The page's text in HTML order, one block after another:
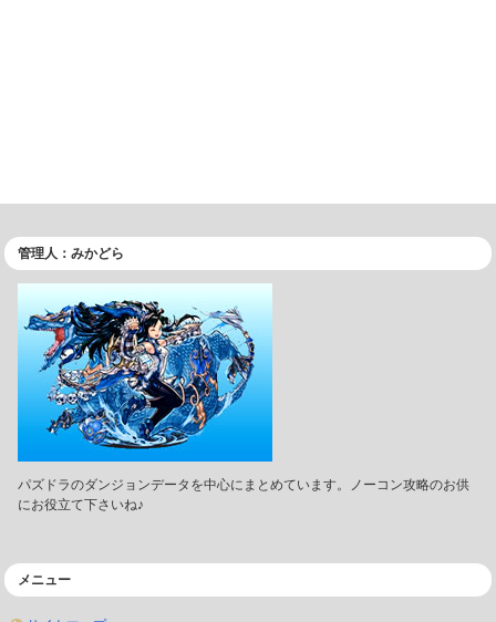
管理人：みかどら
パズドラのダンジョンデータを中心にまとめています。ノーコン攻略のお供
にお役立て下さいね♪
メニュー